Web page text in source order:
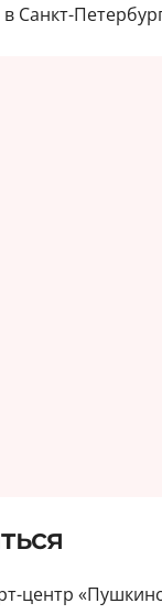
Санкт-
центр